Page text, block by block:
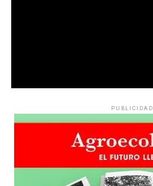
PUBLICIDAD